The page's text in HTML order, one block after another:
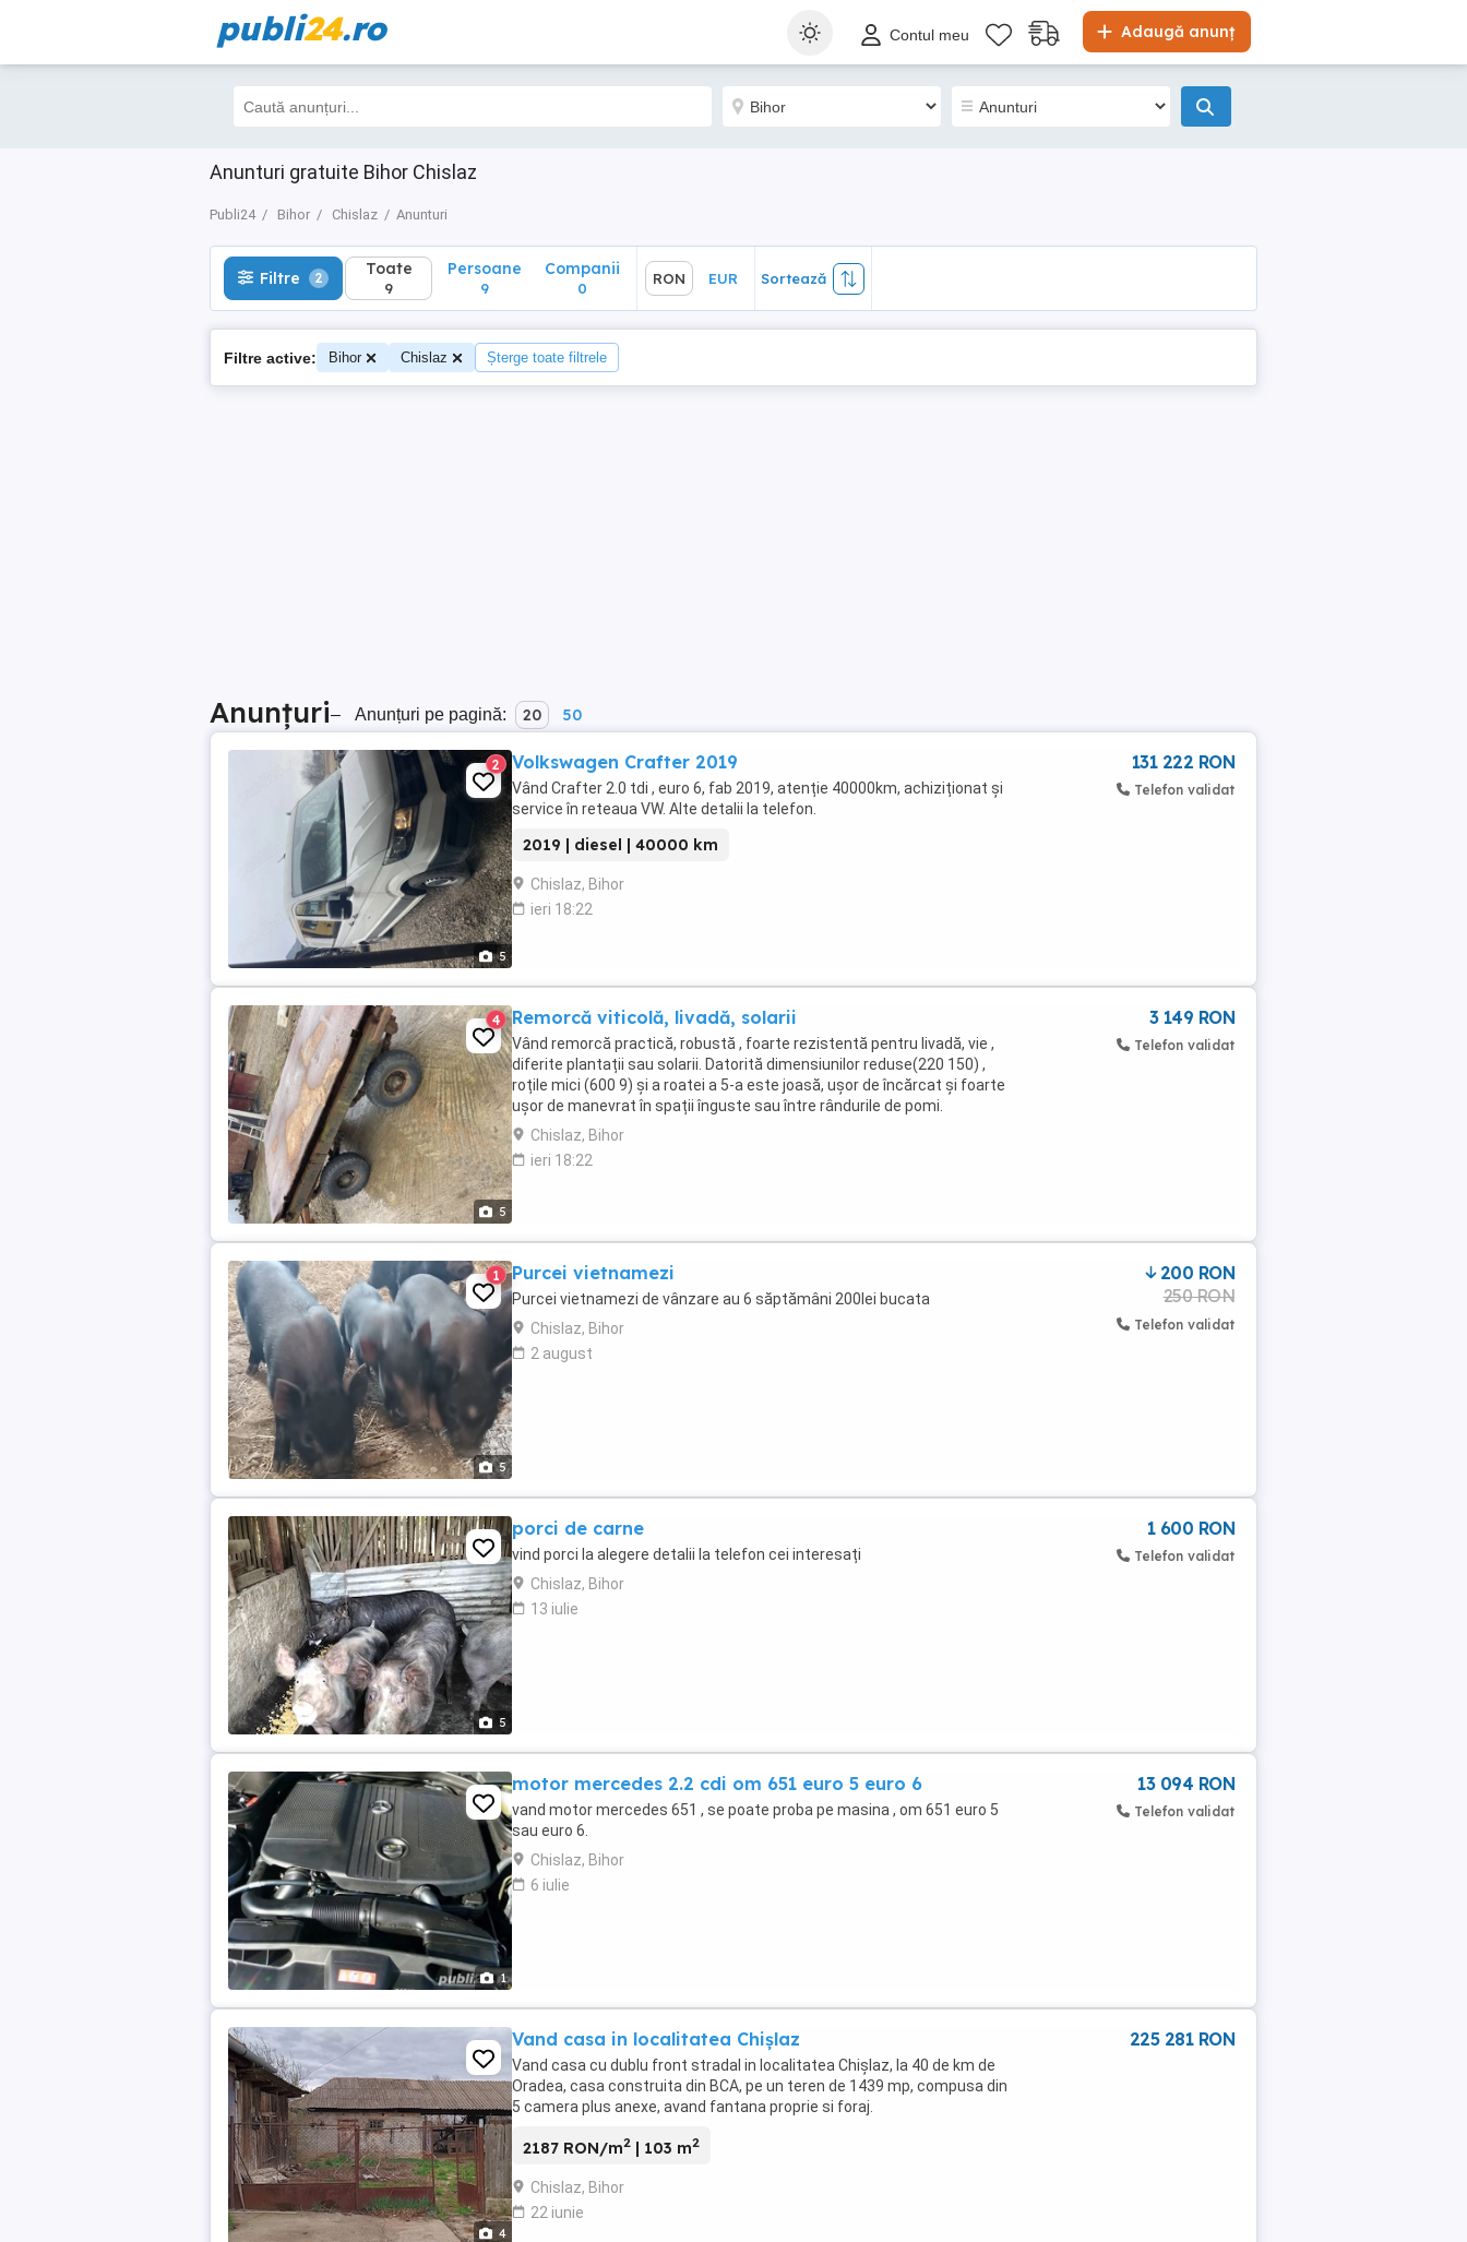
publi24.ro Adaugă anunț
Contul meu
Anunturi gratuite Bihor Chislaz
Publi24 Bihor Chislaz Anunturi
Filtre 2 Toate
9
Sortează
Filtre 2 Toate
9
Persoane
9
Companii
0
RON EUR Sortează
Filtre active: Bihor Chislaz Șterge toate filtrele
Anunțuri– Anunțuri pe pagină: 20 50
5
2 Volkswagen Crafter 2019
Vând Crafter 2.0 tdi , euro 6, fab 2019, atenție 40000km, achiziționat și
service în reteaua VW. Alte detalii la telefon.
2019 | diesel | 40000 km
Chislaz, Bihor
ieri 18:22
131 222 RON
Telefon validat
5
4 Remorcă viticolă, livadă, solarii
Vând remorcă practică, robustă , foarte rezistentă pentru livadă, vie ,
diferite plantații sau solarii. Datorită dimensiunilor reduse(220 150) ,
roțile mici (600 9) și a roatei a 5-a este joasă, ușor de încărcat și foarte
ușor de manevrat în spații înguste sau între rândurile de pomi.
Chislaz, Bihor
ieri 18:22
3 149 RON
Telefon validat
5
1 Purcei vietnamezi
Purcei vietnamezi de vânzare au 6 săptămâni 200lei bucata
Chislaz, Bihor
2 august
200 RON
250 RON
Telefon validat
5
porci de carne
vind porci la alegere detalii la telefon cei interesați
Chislaz, Bihor
13 iulie
1 600 RON
Telefon validat
1
motor mercedes 2.2 cdi om 651 euro 5 euro 6
vand motor mercedes 651 , se poate proba pe masina , om 651 euro 5
sau euro 6.
Chislaz, Bihor
6 iulie
13 094 RON
Telefon validat
4
Vand casa in localitatea Chișlaz
Vand casa cu dublu front stradal in localitatea Chișlaz, la 40 de km de
Oradea, casa construita din BCA, pe un teren de 1439 mp, compusa din
5 camera plus anexe, avand fantana proprie si foraj.
2187 RON/m2 | 103 m2
Chislaz, Bihor
22 iunie
225 281 RON